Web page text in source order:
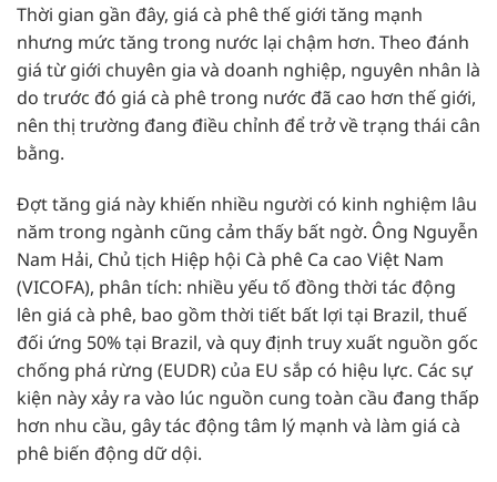
Thời gian gần đây, giá cà phê thế giới tăng mạnh
nhưng mức tăng trong nước lại chậm hơn. Theo đánh
giá từ giới chuyên gia và doanh nghiệp, nguyên nhân là
do trước đó giá cà phê trong nước đã cao hơn thế giới,
nên thị trường đang điều chỉnh để trở về trạng thái cân
bằng.
Đợt tăng giá này khiến nhiều người có kinh nghiệm lâu
năm trong ngành cũng cảm thấy bất ngờ. Ông Nguyễn
Nam Hải, Chủ tịch Hiệp hội Cà phê Ca cao Việt Nam
(VICOFA), phân tích: nhiều yếu tố đồng thời tác động
lên giá cà phê, bao gồm thời tiết bất lợi tại Brazil, thuế
đối ứng 50% tại Brazil, và quy định truy xuất nguồn gốc
chống phá rừng (EUDR) của EU sắp có hiệu lực. Các sự
kiện này xảy ra vào lúc nguồn cung toàn cầu đang thấp
hơn nhu cầu, gây tác động tâm lý mạnh và làm giá cà
phê biến động dữ dội.